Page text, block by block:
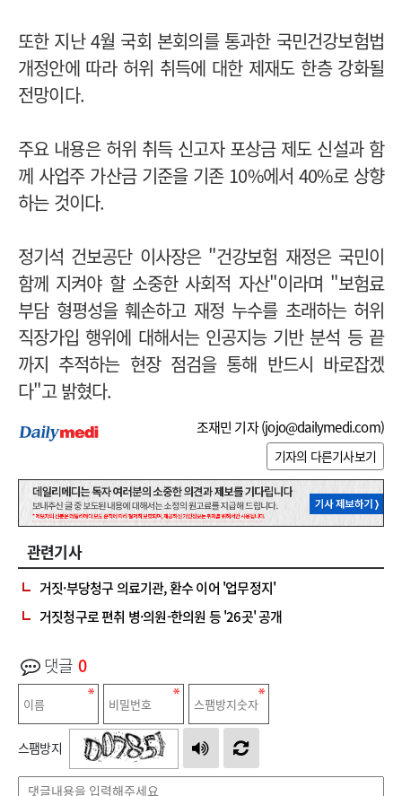
또한 지난 4월 국회 본회의를 통과한 국민건강보험법
개정안에 따라 허위 취득에 대한 제재도 한층 강화될
전망이다.
주요 내용은 허위 취득 신고자 포상금 제도 신설과 함
께 사업주 가산금 기준을 기존 10%에서 40%로 상향
하는 것이다.
정기석 건보공단 이사장은 "건강보험 재정은 국민이
함께 지켜야 할 소중한 사회적 자산"이라며 "보험료
부담 형평성을 훼손하고 재정 누수를 초래하는 허위
직장가입 행위에 대해서는 인공지능 기반 분석 등 끝
까지 추적하는 현장 점검을 통해 반드시 바로잡겠
다"고 밝혔다.
조재민 기자 (jojo@dailymedi.com)
기자의 다른기사보기
관련기사
거짓·부당청구 의료기관, 환수 이어 '업무정지'
거짓청구로 편취 병·의원-한의원 등 '26곳' 공개
댓글 0
스팸방지